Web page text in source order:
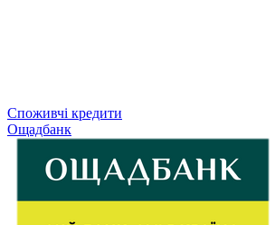
Споживчі кредити
Ощадбанк